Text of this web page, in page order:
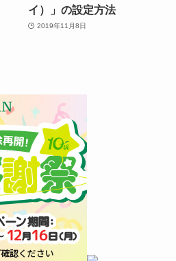
イ）」の設定方法
2019年11月8日